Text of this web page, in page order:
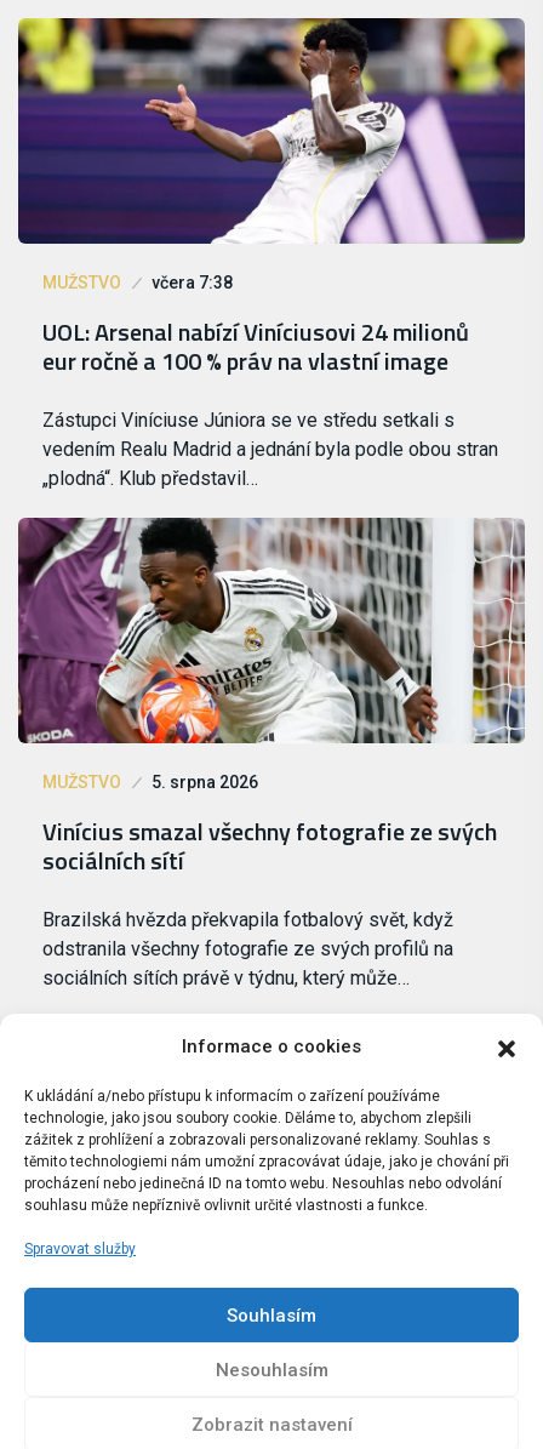
Informace o cookies
K ukládání a/nebo přístupu k informacím o zařízení používáme
technologie, jako jsou soubory cookie. Děláme to, abychom zlepšili
zážitek z prohlížení a zobrazovali personalizované reklamy. Souhlas s
těmito technologiemi nám umožní zpracovávat údaje, jako je chování při
procházení nebo jedinečná ID na tomto webu. Nesouhlas nebo odvolání
souhlasu může nepříznivě ovlivnit určité vlastnosti a funkce.
Spravovat služby
Souhlasím
Nesouhlasím
Zobrazit nastavení
MUŽSTVO včera 7:38
UOL: Arsenal nabízí Viníciusovi 24 milionů
eur ročně a 100 % práv na vlastní image
Zástupci Viníciuse Júniora se ve středu setkali s
vedením Realu Madrid a jednání byla podle obou stran
„plodná“. Klub představil…
MUŽSTVO 5. srpna 2026
Vinícius smazal všechny fotografie ze svých
sociálních sítí
Brazilská hvězda překvapila fotbalový svět, když
odstranila všechny fotografie ze svých profilů na
sociálních sítích právě v týdnu, který může…